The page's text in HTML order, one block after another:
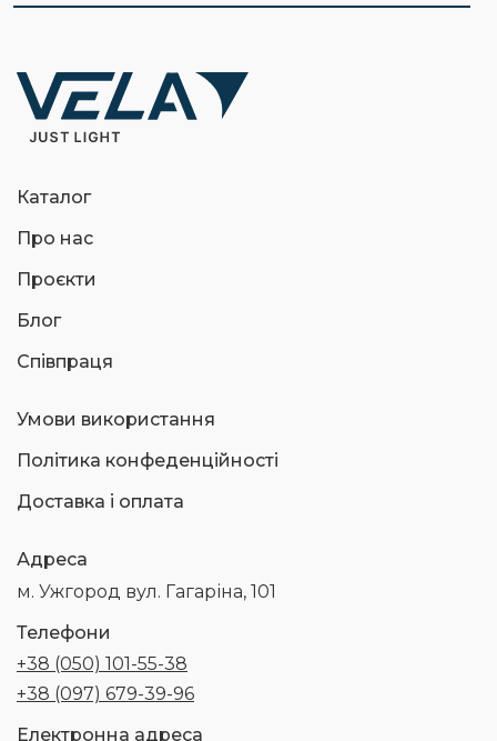
Каталог
Про нас
Проєкти
Блог
Співпраця
Умови використання
Політика конфеденційності
Доставка і оплата
Адреса
м. Ужгород вул. Гагаріна, 101
Телефони
+38 (050) 101-55-38
+38 (097) 679-39-96
Електронна адреса